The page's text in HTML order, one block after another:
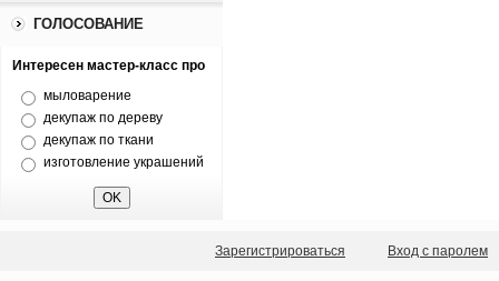
ГОЛОСОВАНИЕ
Интересен мастер-класс про
мыловарение
декупаж по дереву
декупаж по ткани
изготовление украшений
Зарегистрироваться Вход с паролем